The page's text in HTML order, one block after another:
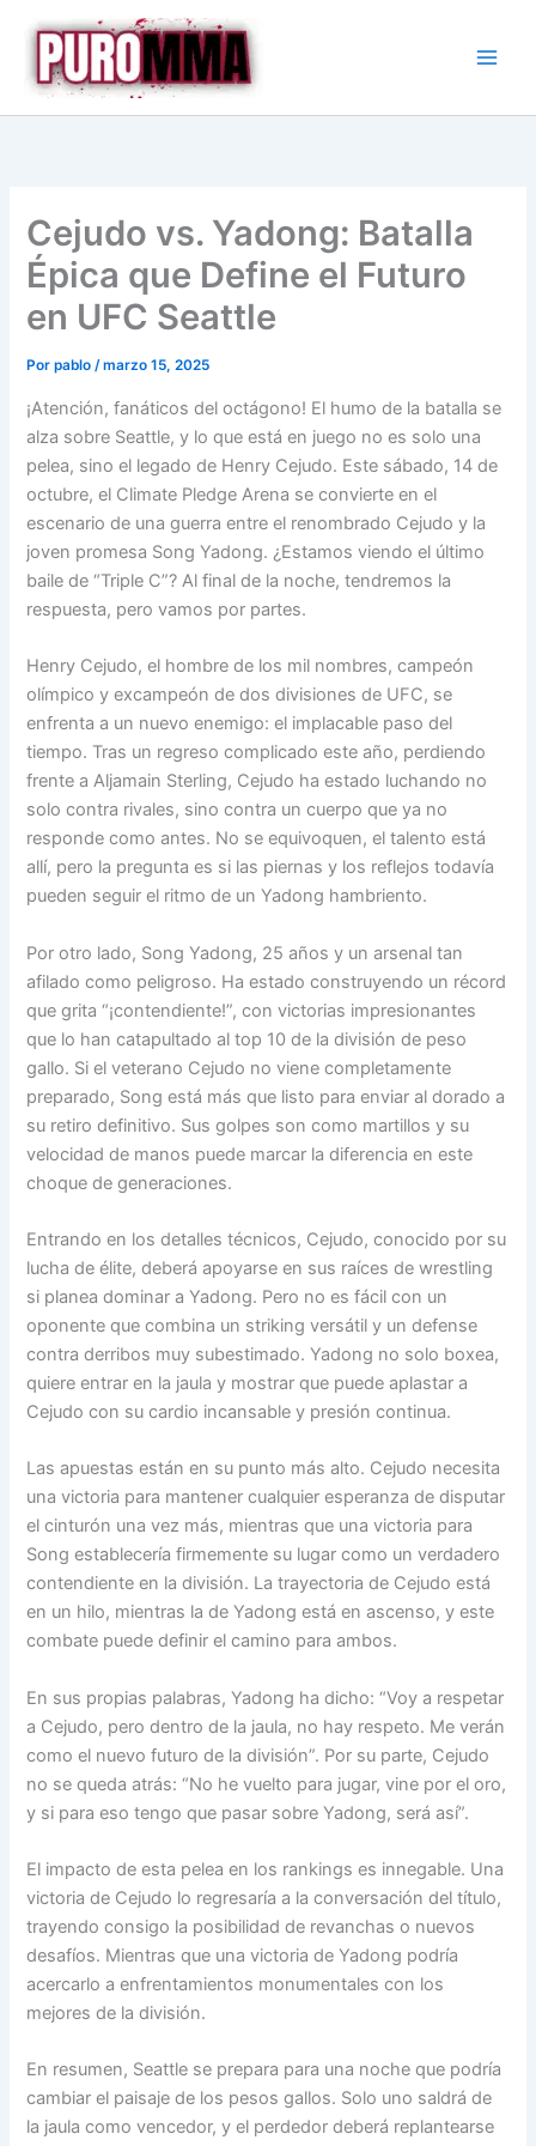
contenido
Cejudo vs. Yadong: Batalla
Épica que Define el Futuro
en UFC Seattle
Porpablo/marzo 15, 2025
¡Atención, fanáticos del octágono! El humo de la batalla se
alza sobre Seattle, y lo que está en juego no es solo una
pelea, sino el legado de Henry Cejudo. Este sábado, 14 de
octubre, el Climate Pledge Arena se convierte en el
escenario de una guerra entre el renombrado Cejudo y la
joven promesa Song Yadong. ¿Estamos viendo el último
baile de “Triple C”? Al final de la noche, tendremos la
respuesta, pero vamos por partes.
Henry Cejudo, el hombre de los mil nombres, campeón
olímpico y excampeón de dos divisiones de UFC, se
enfrenta a un nuevo enemigo: el implacable paso del
tiempo. Tras un regreso complicado este año, perdiendo
frente a Aljamain Sterling, Cejudo ha estado luchando no
solo contra rivales, sino contra un cuerpo que ya no
responde como antes. No se equivoquen, el talento está
allí, pero la pregunta es si las piernas y los reflejos todavía
pueden seguir el ritmo de un Yadong hambriento.
Por otro lado, Song Yadong, 25 años y un arsenal tan
afilado como peligroso. Ha estado construyendo un récord
que grita “¡contendiente!”, con victorias impresionantes
que lo han catapultado al top 10 de la división de peso
gallo. Si el veterano Cejudo no viene completamente
preparado, Song está más que listo para enviar al dorado a
su retiro definitivo. Sus golpes son como martillos y su
velocidad de manos puede marcar la diferencia en este
choque de generaciones.
Entrando en los detalles técnicos, Cejudo, conocido por su
lucha de élite, deberá apoyarse en sus raíces de wrestling
si planea dominar a Yadong. Pero no es fácil con un
oponente que combina un striking versátil y un defense
contra derribos muy subestimado. Yadong no solo boxea,
quiere entrar en la jaula y mostrar que puede aplastar a
Cejudo con su cardio incansable y presión continua.
Las apuestas están en su punto más alto. Cejudo necesita
una victoria para mantener cualquier esperanza de disputar
el cinturón una vez más, mientras que una victoria para
Song establecería firmemente su lugar como un verdadero
contendiente en la división. La trayectoria de Cejudo está
en un hilo, mientras la de Yadong está en ascenso, y este
combate puede definir el camino para ambos.
En sus propias palabras, Yadong ha dicho: “Voy a respetar
a Cejudo, pero dentro de la jaula, no hay respeto. Me verán
como el nuevo futuro de la división”. Por su parte, Cejudo
no se queda atrás: “No he vuelto para jugar, vine por el oro,
y si para eso tengo que pasar sobre Yadong, será así”.
El impacto de esta pelea en los rankings es innegable. Una
victoria de Cejudo lo regresaría a la conversación del título,
trayendo consigo la posibilidad de revanchas o nuevos
desafíos. Mientras que una victoria de Yadong podría
acercarlo a enfrentamientos monumentales con los
mejores de la división.
En resumen, Seattle se prepara para una noche que podría
cambiar el paisaje de los pesos gallos. Solo uno saldrá de
la jaula como vencedor, y el perdedor deberá replantearse